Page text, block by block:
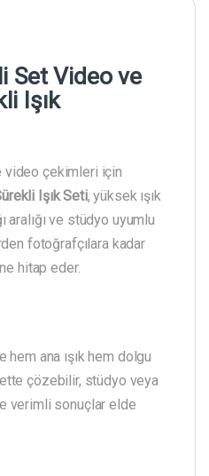
Set Video ve
Işık
çekimleri için
Işık Seti, yüksek ışık
aralığı ve stüdyo uyumlu
fotoğrafçılara kadar
hitap eder.
ana ışık hem dolgu
çözebilir, stüdyo veya
verimli sonuçlar elde